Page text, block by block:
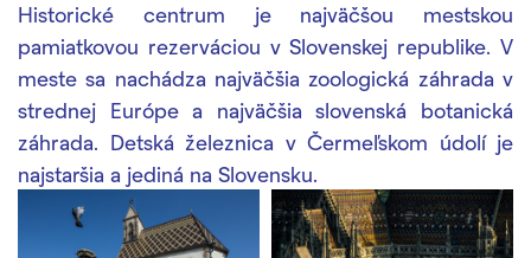
Historické centrum je najväčšou mestskou
pamiatkovou rezerváciou v Slovenskej republike. V
meste sa nachádza najväčšia zoologická záhrada v
strednej Európe a najväčšia slovenská botanická
záhrada. Detská železnica v Čermeľskom údolí je
najstaršia a jediná na Slovensku.